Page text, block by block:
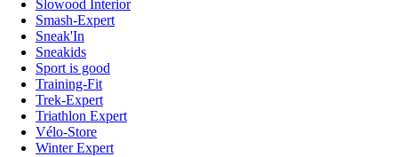
Slowood Interior
Smash-Expert
Sneak'In
Sneakids
Sport is good
Training-Fit
Trek-Expert
Triathlon Expert
Vélo-Store
Winter Expert